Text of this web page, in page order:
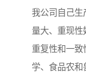
我公司自己生
量大、重现性
重复性和一致
学、食品农